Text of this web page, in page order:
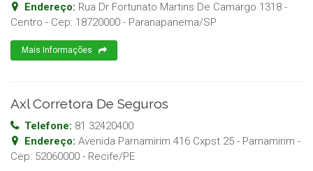
Endereço: Rua Dr Fortunato Martins De Camargo 1318 -
Centro - Cep: 18720000 - Paranapanema/SP
Mais Informações
Axl Corretora De Seguros
Telefone: 81 32420400
Endereço: Avenida Parnamirim 416 Cxpst 25 - Parnamirim -
Cep: 52060000 - Recife/PE